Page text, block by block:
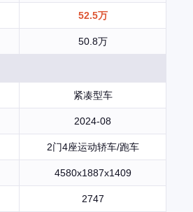
52.5万
50.8万
紧凑型车
2024-08
2门4座运动轿车/跑车
4580x1887x1409
2747